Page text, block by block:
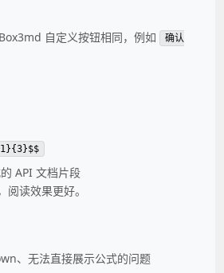
自定义按钮相同，例如
确认
API 文档片段
读效果更好。
、无法直接展示公式的问题